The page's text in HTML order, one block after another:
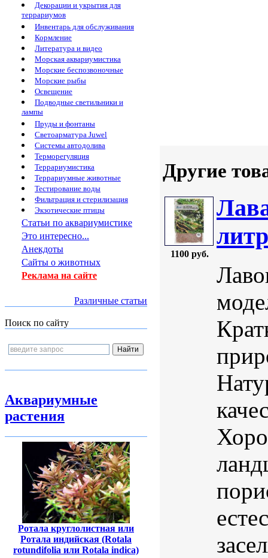
Декорации и укрытия для
террариумов
Инвентарь для обслуживания
Кормление
Литература и видео
Морская аквариумистика
Морские беспозвоночные
Морские рыбы
Освещение
Подводные светильники и
лампы
Пруды и фонтаны
Светоарматура Juwel
Системы автодолива
Терморегуляция
Террариумистика
Террариумные животные
Тестирование воды
Фильтрация и стерилизация
Экзотические птицы
Статьи по аквариумистике
Это интересно...
Анекдоты
Сайты о животных
Реклама на сайте
Различные статьи
Поиск по сайту
Аквариумные
растения
Ротала круглолистная или
Ротала индийская (Rotala
rotundifolia или Rotala indica)
Другие
1100 руб.